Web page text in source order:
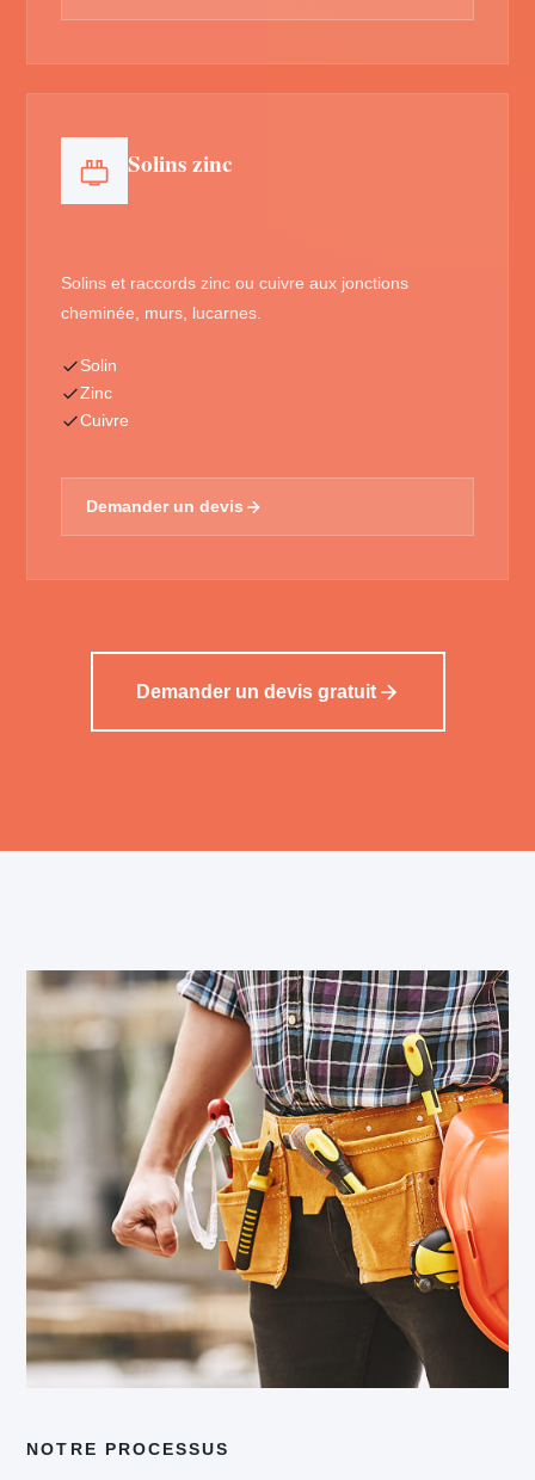
Solins zinc
Solins et raccords zinc ou cuivre aux jonctions
cheminée, murs, lucarnes.
Solin
Zinc
Cuivre
Demander un devis
Demander un devis gratuit
NOTRE PROCESSUS